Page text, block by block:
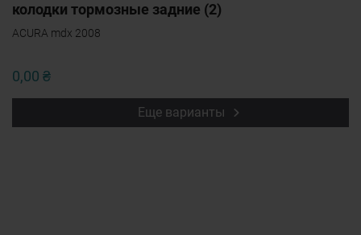
колодки тормозные задние (2)
ACURA mdx 2008
0,00 ₴
Еще варианты